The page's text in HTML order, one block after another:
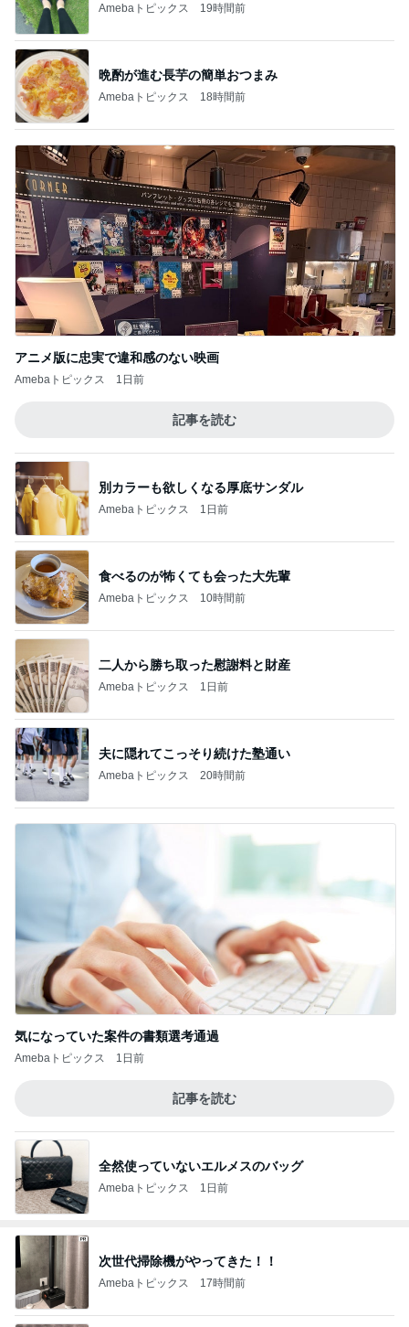
Amebaトピックス 19時間前
晩酌が進む長芋の簡単おつまみ
Amebaトピックス 18時間前
アニメ版に忠実で違和感のない映画
Amebaトピックス 1日前
記事を読む
別カラーも欲しくなる厚底サンダル
Amebaトピックス 1日前
食べるのが怖くても会った大先輩
Amebaトピックス 10時間前
二人から勝ち取った慰謝料と財産
Amebaトピックス 1日前
夫に隠れてこっそり続けた塾通い
Amebaトピックス 20時間前
気になっていた案件の書類選考通過
Amebaトピックス 1日前
記事を読む
全然使っていないエルメスのバッグ
Amebaトピックス 1日前
次世代掃除機がやってきた！！
Amebaトピックス 17時間前